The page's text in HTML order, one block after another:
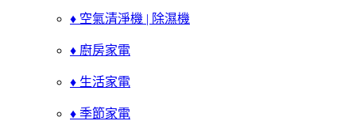
♦ 空氣清淨機 | 除濕機
♦ 廚房家電
♦ 生活家電
♦ 季節家電